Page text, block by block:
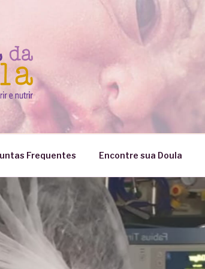
Frequentes Encontre sua Doula